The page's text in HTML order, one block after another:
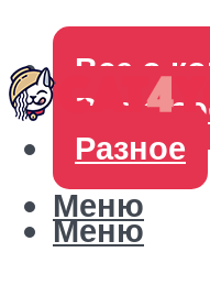
Все о
Все о
Разное
Меню
Меню